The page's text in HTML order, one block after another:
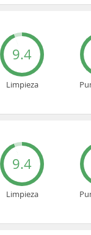
9.4
Limpieza
9.4
Limpieza